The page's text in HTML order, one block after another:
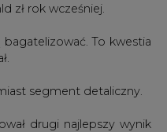
zł rok wcześniej.
To kwestia
segment detaliczny.
drugi najlepszy wynik